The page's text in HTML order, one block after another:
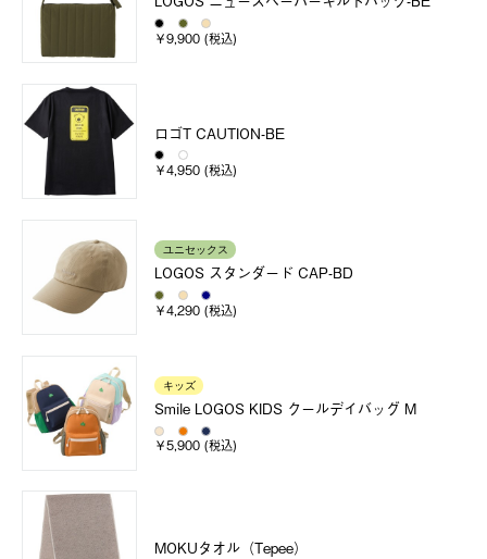
￥9,900 (税込)
ロゴT CAUTION-BE
￥4,950 (税込)
ユニセックス
LOGOS スタンダード CAP-BD
￥4,290 (税込)
キッズ
Smile LOGOS KIDS クールデイバッグ M
￥5,900 (税込)
MOKUタオル（Tepee）